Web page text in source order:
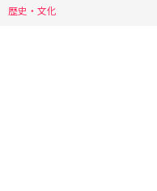
歴史・文化